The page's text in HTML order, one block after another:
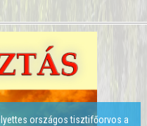
országos tisztifőorvos a